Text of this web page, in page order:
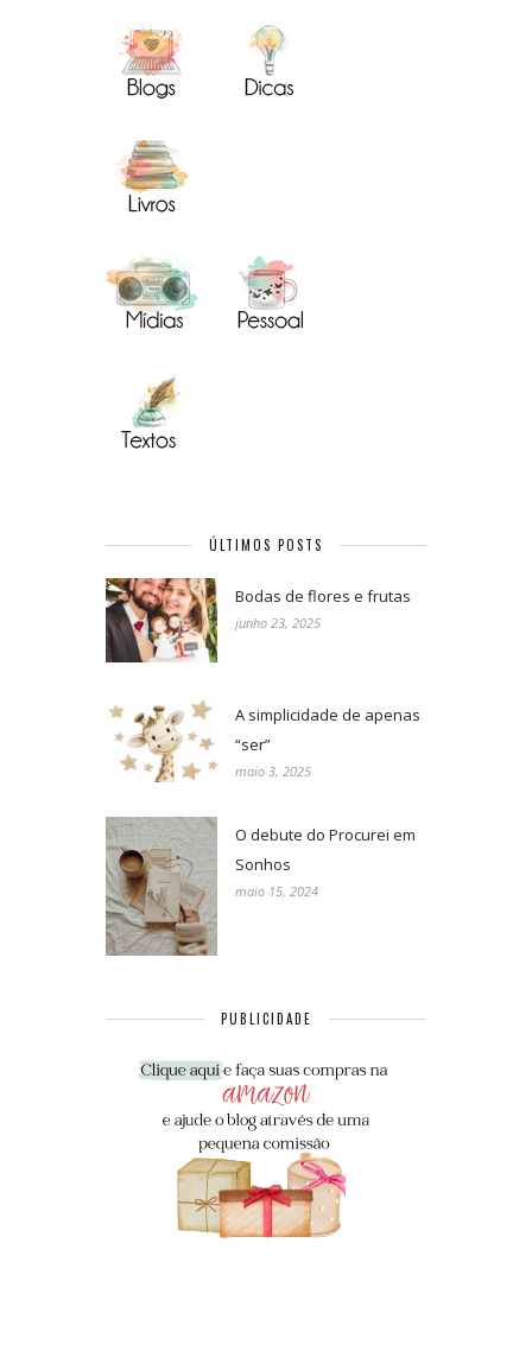
ÚLTIMOS POSTS
Bodas de flores e frutas
junho 23, 2025
A simplicidade de apenas
“ser”
maio 3, 2025
O debute do Procurei em
Sonhos
maio 15, 2024
PUBLICIDADE